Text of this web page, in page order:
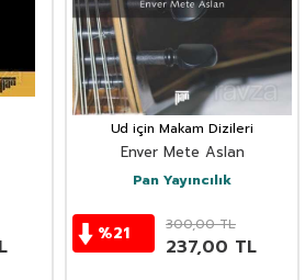
Ud için Makam Dizileri
Enver Mete Aslan
Pan Yayıncılık
%21 300,00TL
237,00 TL